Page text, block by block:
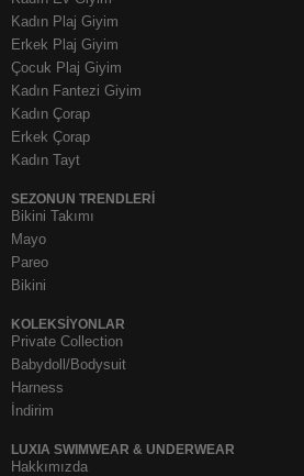
Kadın Plaj Giyim
Erkek Plaj Giyim
Çocuk Plaj Giyim
Kadın Fantezi Giyim
Kadın Çorap
Erkek Çorap
Kadın Tayt
SEZONUN TRENDLERI
Bikini Takımı
Mayo
Pareo
Bikini
KOLEKSIYONLAR
Private Collection
Babydoll/Bodysuit
Harness
İndirim
LUXIA SWIMWEAR & UNDERWEAR
Hakkımızda